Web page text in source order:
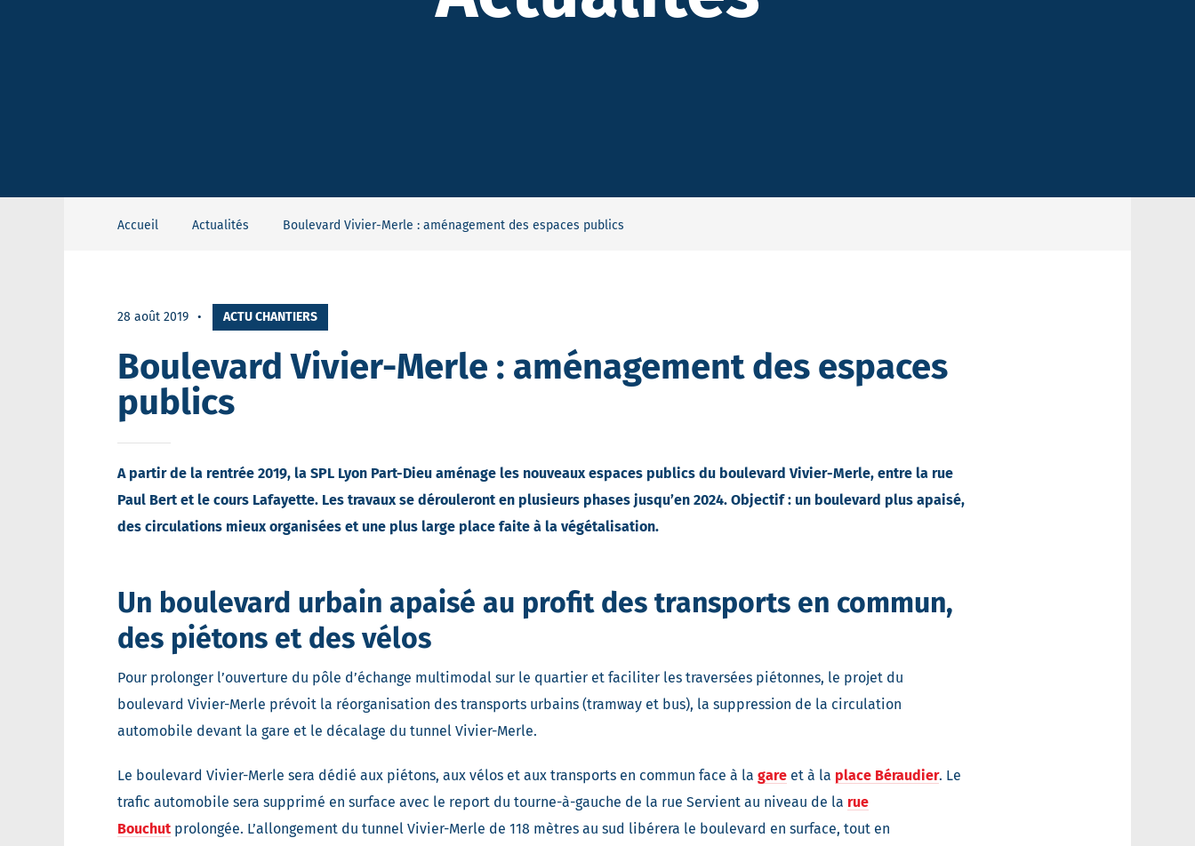
Accueil Actualités Boulevard Vivier-Merle : aménagement des espaces publics
28 août 2019 ACTU CHANTIERS
Boulevard Vivier-Merle : aménagement des espaces
publics
A partir de la rentrée 2019, la SPL Lyon Part-Dieu aménage les nouveaux espaces publics du boulevard Vivier-Merle, entre la rue
Paul Bert et le cours Lafayette. Les travaux se dérouleront en plusieurs phases jusqu’en 2024. Objectif : un boulevard plus apaisé,
des circulations mieux organisées et une plus large place faite à la végétalisation.
Un boulevard urbain apaisé au profit des transports en commun,
des piétons et des vélos
Pour prolonger l’ouverture du pôle d’échange multimodal sur le quartier et faciliter les traversées piétonnes, le projet du
boulevard Vivier-Merle prévoit la réorganisation des transports urbains (tramway et bus), la suppression de la circulation
automobile devant la gare et le décalage du tunnel Vivier-Merle.
Le boulevard Vivier-Merle sera dédié aux piétons, aux vélos et aux transports en commun face à la gare et à la place Béraudier. Le
trafic automobile sera supprimé en surface avec le report du tourne-à-gauche de la rue Servient au niveau de la rue
Bouchut prolongée. L’allongement du tunnel Vivier-Merle de 118 mètres au sud libérera le boulevard en surface, tout en